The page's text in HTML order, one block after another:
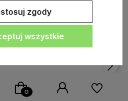
Szybki Laptop Dell Precision
7760 Core i7-11800H / 64GB
zgody
wszystkie